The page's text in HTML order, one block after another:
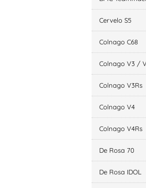
Cervelo S5
Colnago C68
Colnago V3 /
Colnago V3Rs
Colnago V4
Colnago V4Rs
De Rosa 70
De Rosa IDOL